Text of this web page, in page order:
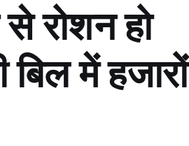
रोशन हो
में हजारों